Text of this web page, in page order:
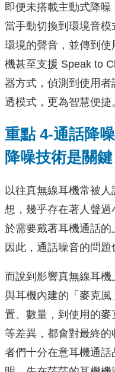
即便未搭載主動式降噪
當手動切換到環境音
環境的聲音，並傳到
機甚至支援 Speak to
器方式，偵測到使用
透模式，更為智慧便捷
重點 4-通話降
降噪技術是關鍵
以往真無線耳機常被
想，幾乎存在著人聲
於需要戴著耳機通話的
因此，通話噪音的問題
而說到影響真無線耳
與耳機內建的「麥克
置、數量，到使用的
等差異，都會對最終
者們十分在意耳機通